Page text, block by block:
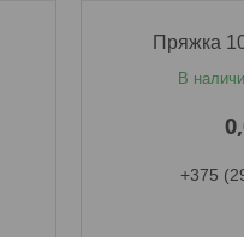
Пряжка
В
+375